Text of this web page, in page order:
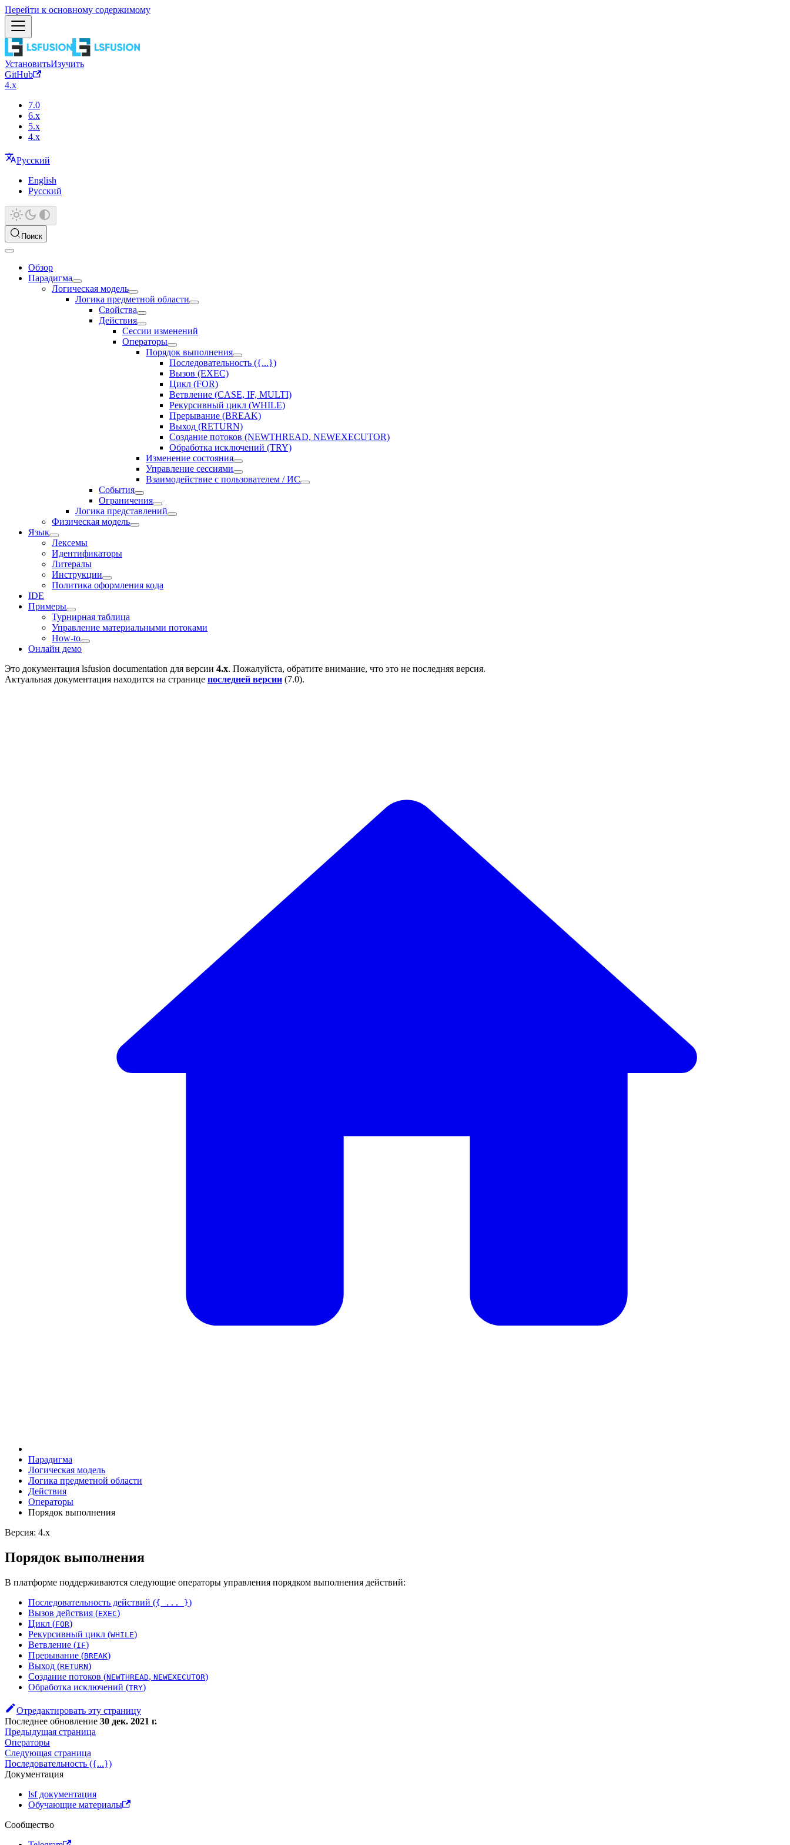
Перейти к основному содержимому
УстановитьИзучить
GitHub
4.x
7.0
6.x
5.x
4.x
Русский
English
Русский
Поиск
Обзор
Парадигма
Логическая модель
Логика предметной области
Свойства
Действия
Сессии изменений
Оператоpы
Порядок выполнения
Последовательность ({...})
Вызов (EXEC)
Цикл (FOR)
Ветвление (CASE, IF, MULTI)
Рекурсивный цикл (WHILE)
Прерывание (BREAK)
Выход (RETURN)
Создание потоков (NEWTHREAD, NEWEXECUTOR)
Обработка исключений (TRY)
Изменение состояния
Управление сессиями
Взаимодействие с пользователем / ИС
События
Ограничения
Логика представлений
Физическая модель
Язык
Лексемы
Идентификаторы
Литералы
Инструкции
Политика оформления кода
IDE
Примеры
Турнирная таблица
Управление материальными потоками
How-to
Онлайн демо
Это документация lsfusion documentation для версии 4.x. Пожалуйста, обратите внимание, что это не последняя версия.
Актуальная документация находится на странице последней версии (7.0).
Парадигма
Логическая модель
Логика предметной области
Действия
Оператоpы
Порядок выполнения
Версия: 4.x
Порядок выполнения
В платформе поддерживаются следующие операторы управления порядком выполнения действий:
Последовательность действий ({ ... })
Вызов действия (EXEC)
Цикл (FOR)
Рекурсивный цикл (WHILE)
Ветвление (IF)
Прерывание (BREAK)
Выход (RETURN)
Создание потоков (NEWTHREAD, NEWEXECUTOR)
Обработка исключений (TRY)
Отредактировать эту страницу
Последнее обновление 30 дек. 2021 г.
Предыдущая страница
Оператоpы
Следующая страница
Последовательность ({...})
Документация
lsf документация
Обучающие материалы
Сообщество